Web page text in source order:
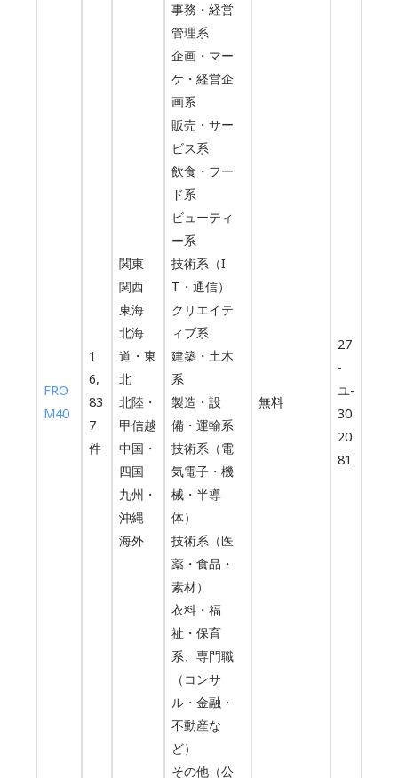
FRO
M40
1
6,
83
7
件
関東
関西
東海
北海
道・東
北
北陸・
甲信越
中国・
四国
九州・
沖縄
海外
事務・経営
管理系
企画・マー
ケ・経営企
画系
販売・サー
ビス系
飲食・フー
ド系
ビューティ
ー系
技術系（I
T・通信）
クリエイテ
ィブ系
建築・土木
系
製造・設
備・運輸系
技術系（電
気電子・機
械・半導
体）
技術系（医
薬・食品・
素材）
衣料・福
祉・保育
系、専門職
（コンサ
ル・金融・
不動産な
ど）
その他（公
無料
27
-
ユ-
30
20
81